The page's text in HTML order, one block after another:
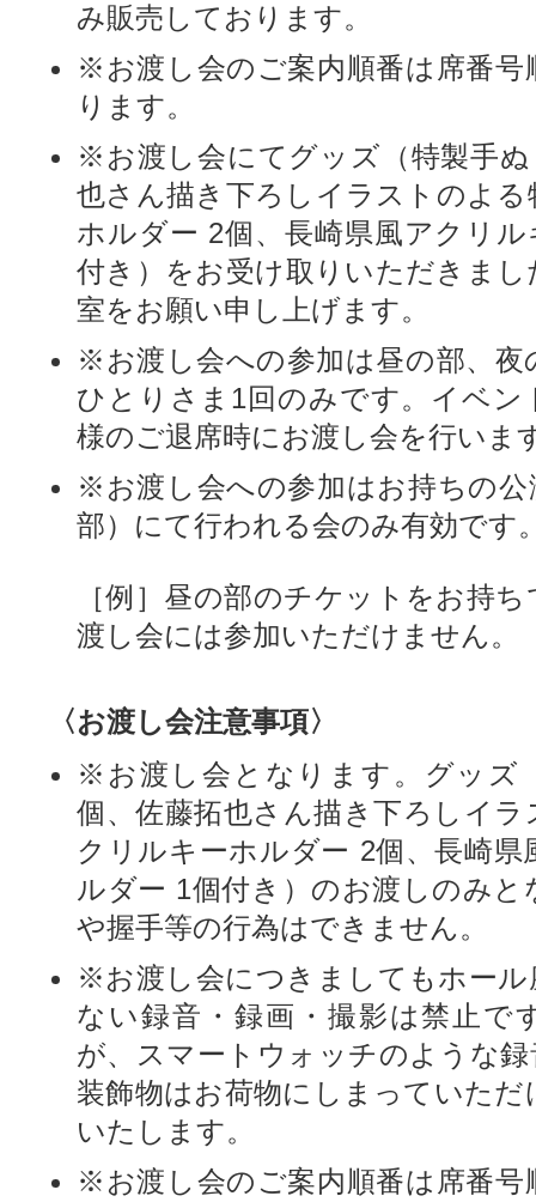
み販売しております。
※お渡し会のご案内順番は席番号
ります。
※お渡し会にてグッズ（特製手
也さん描き下ろしイラストのよ
ホルダー 2個、長崎県風アクリ
付き）をお受け取りいただきま
室をお願い申し上げます。
※お渡し会への参加は昼の部、夜
ひとりさま1回のみです。イベン
様のご退席時にお渡し会を行いま
※お渡し会への参加はお持ちの公
部）にて行われる会のみ有効です
［例］昼の部のチケットをお持
渡し会には参加いただけません。
〈お渡し会注意事項〉
※お渡し会となります。グッズ
個、佐藤拓也さん描き下ろしイ
クリルキーホルダー 2個、長崎
ルダー 1個付き）のお渡しのみ
や握手等の行為はできません。
※お渡し会につきましてもホール
ない録音・録画・撮影は禁止で
が、スマートウォッチのような
装飾物はお荷物にしまっていた
いたします。
※お渡し会のご案内順番は席番号